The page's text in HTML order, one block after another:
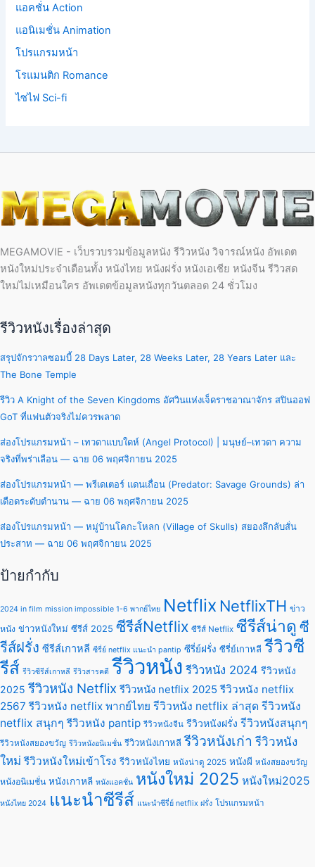
แอคชั่น Action
แอนิเมชั่น Animation
โปรแกรมหน้า
โรแมนติก Romance
ไซไฟ Sci-fi
MEGAMOVIE - เว็บรวบรวมข้อมูลหนัง รีวิวหนัง วิจารณ์หนัง อัพเดต
หนังใหม่ประจำเดือนทั้ง หนังไทย หนังฝรั่ง หนังเอเชีย หนังจีน รีวิวสด
ใหม่ไม่เหมือนใคร อัพเดตข้อมูลหนังทุกวันตลอด 24 ชั่วโมง
รีวิวหนังเรื่องล่าสุด
สรุปจักรวาลซอมบี้ 28 Days Later, 28 Weeks Later, 28 Years Later และ
The Bone Temple
รีวิว A Knight of the Seven Kingdoms อัศวินแห่งเจ็ดราชอาณาจักร สปินออฟ
GoT ที่แฟนตัวจริงไม่ควรพลาด
ส่องโปรแกรมหน้า – เทวดาแบบใดห์ (Angel Protocol) | มนุษย์–เทวดา ความ
จริงที่พร่าเลือน — ฉาย 06 พฤศจิกายน 2025
ส่องโปรแกรมหน้า — พรีเดเตอร์ แดนเถื่อน (Predator: Savage Grounds) ล่า
เดือดระดับตำนาน — ฉาย 06 พฤศจิกายน 2025
ส่องโปรแกรมหน้า — หมู่บ้านโคกะโหลก (Village of Skulls) สยองลึกลับสั่น
ประสาท — ฉาย 06 พฤศจิกายน 2025
ป้ายกำกับ
2024 in film mission impossible 1-6 พากย์ไทย Netflix NetflixTH ข่าว
หนัง ข่าวหนังใหม่ ซีรีส์ 2025 ซีรีส์Netflix ซีรีส์ Netflix ซีรีส์น่าดู ซี
รีส์ฝรั่ง ซีรีส์เกาหลี ซีรี่ย์ netflix แนะนํา pantip ซีรี่ย์ฝรั่ง ซีรี่ย์เกาหลี รีวิวซี
รีส์ รีวิวซีรีส์เกาหลี รีวิวสารคดี รีวิวหนัง รีวิวหนัง 2024 รีวิวหนัง
2025 รีวิวหนัง Netflix รีวิวหนัง netflix 2025 รีวิวหนัง netflix
2567 รีวิวหนัง netflix พากย์ไทย รีวิวหนัง netflix ล่าสุด รีวิวหนัง
netflix สนุกๆ รีวิวหนัง pantip รีวิวหนังจีน รีวิวหนังฝรั่ง รีวิวหนังสนุกๆ
รีวิวหนังสยองขวัญ รีวิวหนังอนิเมชั่น รีวิวหนังเกาหลี รีวิวหนังเก่า รีวิวหนัง
ใหม่ รีวิวหนังใหม่เข้าโรง รีวิวหนังไทย หนังน่าดู 2025 หนังผี หนังสยองขวัญ
หนังอนิเมชั่น หนังเกาหลี หนังแอคชั่น หนังใหม่ 2025 หนังใหม่2025
หนังไทย 2024 แนะนำซีรีส์ แนะนําซีรี่ย์ netflix ฝรั่ง โปรแกรมหน้า